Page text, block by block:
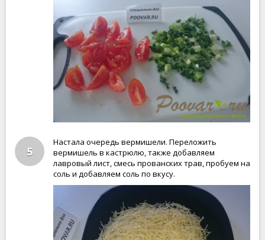
5
Настала очередь вермишели. Переложить
вермишель в кастрюлю, также добавляем
лавровый лист, смесь прованских трав, пробуем на
соль и добавляем соль по вкусу.